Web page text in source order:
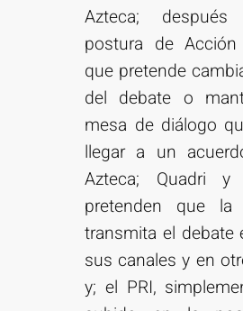
Azteca;
postura de Acción
que pretende
del debate o
mesa de diálogo
llegar a un
Azteca; Quadri
pretenden que la
transmita el debate
sus canales y en
y; el PRI,